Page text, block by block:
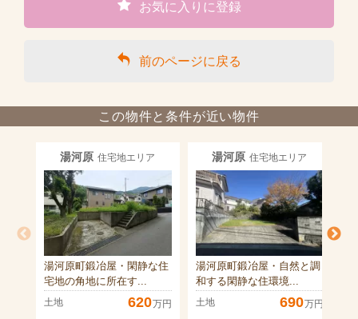
お気に入りに登録
前のページに戻る
この物件と条件が近い物件
湯河原 住宅地エリア
湯河原町鍛冶屋・閑静な住
宅地の角地に所在す...
土地 620万円
湯河原 住宅地エリア
湯河原町鍛冶屋・自然と調
和する閑静な住環境...
土地 690万円